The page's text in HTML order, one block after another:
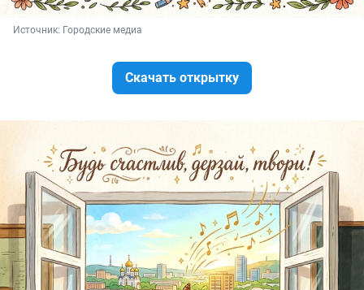
Источник: Городские медиа
Скачать открытку